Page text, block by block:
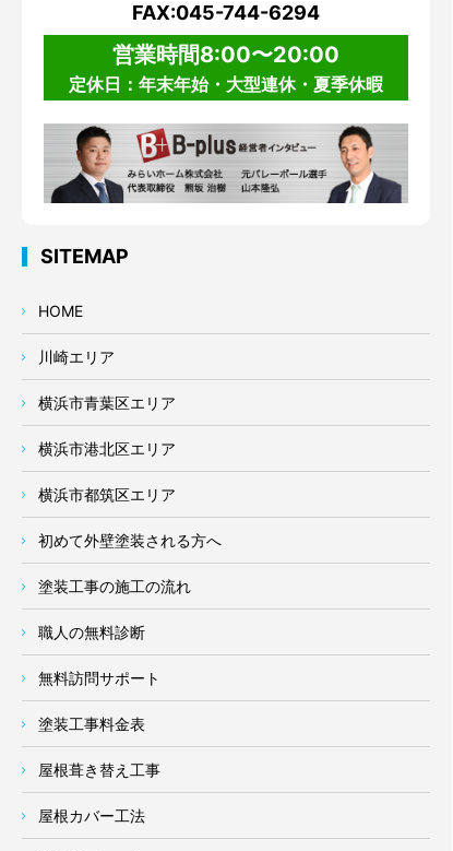
FAX:045-744-6294
営業時間8:00〜20:00
定休日：年末年始・大型連休・夏季休暇
SITEMAP
HOME
川崎エリア
横浜市青葉区エリア
横浜市港北区エリア
横浜市都筑区エリア
初めて外壁塗装される方へ
塗装工事の施工の流れ
職人の無料診断
無料訪問サポート
塗装工事料金表
屋根葺き替え工事
屋根カバー工法